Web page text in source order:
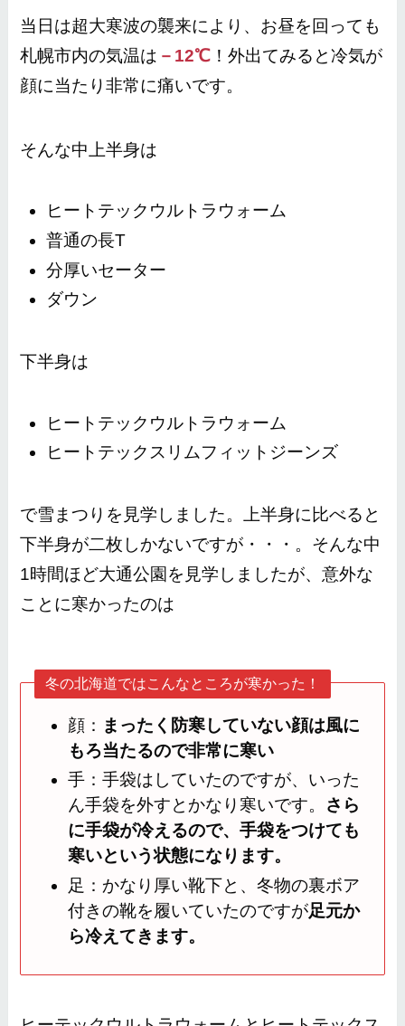
当日は超大寒波の襲来により、お昼を回っても
札幌市内の気温は －12℃ ！外出てみると冷気が
顔に当たり非常に痛いです。
そんな中上半身は
ヒートテックウルトラウォーム
普通の長T
分厚いセーター
ダウン
下半身は
ヒートテックウルトラウォーム
ヒートテックスリムフィットジーンズ
で雪まつりを見学しました。上半身に比べると
下半身が二枚しかないですが・・・。そんな中
1時間ほど大通公園を見学しましたが、意外な
ことに寒かったのは
冬の北海道ではこんなところが寒かった！
顔： まったく防寒していない顔は風に
もろ当たるので非常に寒い
手：手袋はしていたのですが、いった
ん手袋を外すとかなり寒いです。 さら
に手袋が冷えるので、手袋をつけても
寒いという状態になります。
足：かなり厚い靴下と、冬物の裏ボア
付きの靴を履いていたのですが足元か
ら冷えてきます。